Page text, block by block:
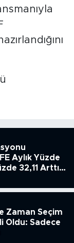
Aylık Yüzde
32,11 Arttı,
Zaman Seçim
Oldu: Sadece